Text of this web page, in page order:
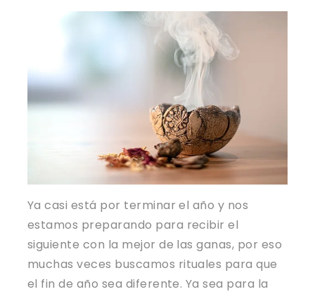
Ya casi está por terminar el año y nos
estamos preparando para recibir el
siguiente con la mejor de las ganas, por eso
muchas veces buscamos rituales para que
el fin de año sea diferente. Ya sea para la